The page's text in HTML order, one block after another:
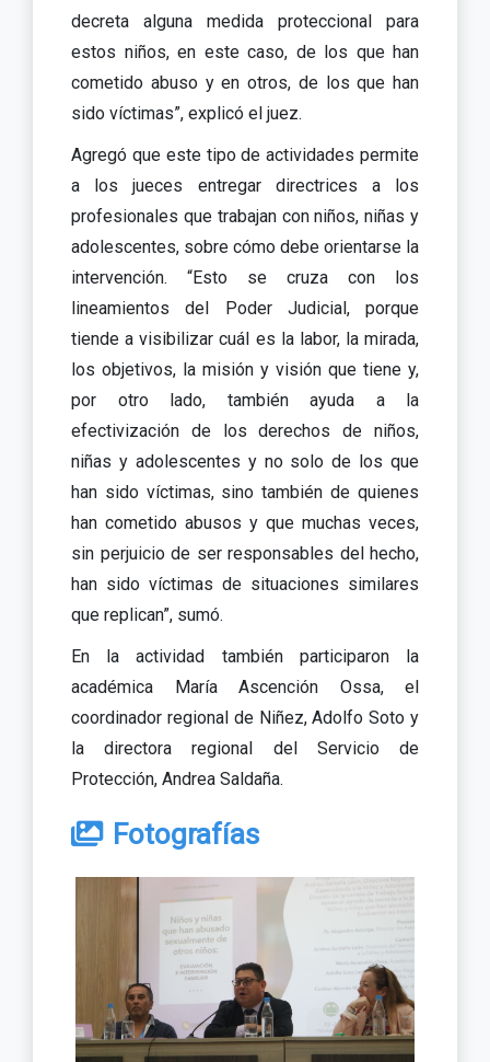
decreta alguna medida proteccional para
estos niños, en este caso, de los que han
cometido abuso y en otros, de los que han
sido víctimas”, explicó el juez.
Agregó que este tipo de actividades permite
a los jueces entregar directrices a los
profesionales que trabajan con niños, niñas y
adolescentes, sobre cómo debe orientarse la
intervención. “Esto se cruza con los
lineamientos del Poder Judicial, porque
tiende a visibilizar cuál es la labor, la mirada,
los objetivos, la misión y visión que tiene y,
por otro lado, también ayuda a la
efectivización de los derechos de niños,
niñas y adolescentes y no solo de los que
han sido víctimas, sino también de quienes
han cometido abusos y que muchas veces,
sin perjuicio de ser responsables del hecho,
han sido víctimas de situaciones similares
que replican”, sumó.
En la actividad también participaron la
académica María Ascención Ossa, el
coordinador regional de Niñez, Adolfo Soto y
la directora regional del Servicio de
Protección, Andrea Saldaña.
Fotografías